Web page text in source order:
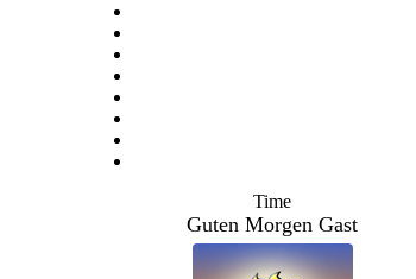
Time
Guten Morgen Gast